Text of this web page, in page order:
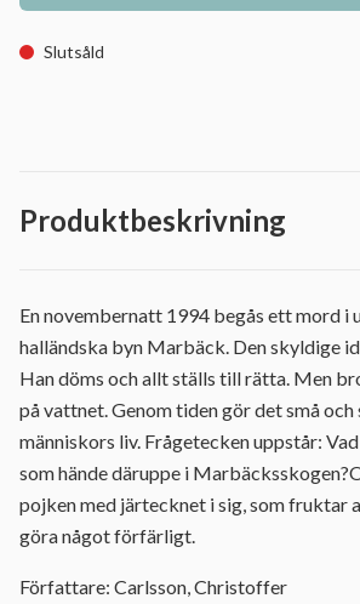
Slutsåld
Produktbeskrivning
En novembernatt 1994 begås ett mord i
halländska byn Marbäck. Den skyldige
Han döms och allt ställs till rätta. Men
på vattnet. Genom tiden gör det små
människors liv. Frågetecken uppstår:
som hände däruppe i
pojken med järtecknet i sig, som fruktar
göra något förfärligt.
Författare: Carlsson, Christoffer